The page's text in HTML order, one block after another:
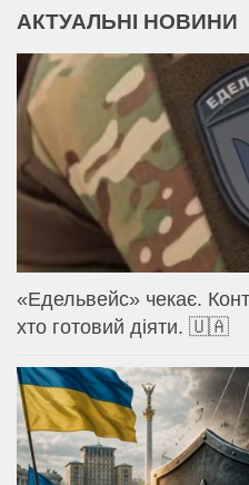
АКТУАЛЬНІ НОВИНИ
«Едельвейс» чекає.
хто готовий діяти. 🇺🇦